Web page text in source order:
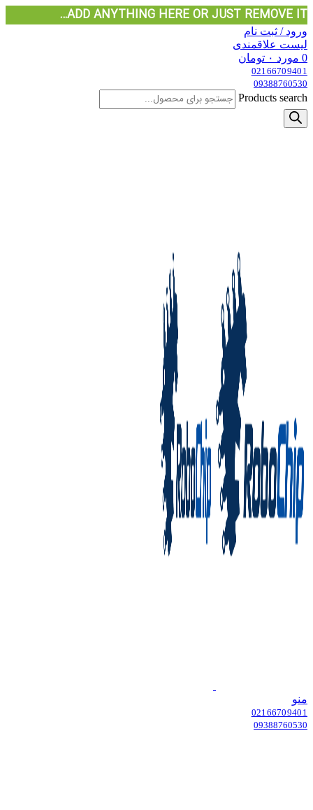
ADD ANYTHING HERE OR JUST REMOVE IT…
ورود / ثبت نام
لیست علاقمندی
0 مورد ۰ تومان
02166709401
09388760530
Products search
منو
02166709401
09388760530